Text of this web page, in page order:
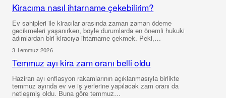
Kiracıma nasıl ihtarname çekebilirim?
Ev sahipleri ile kiracılar arasında zaman zaman ödeme
gecikmeleri yaşanırken, böyle durumlarda en önemli hukuki
adımlardan biri kiracıya ihtarname çekmek. Peki,…
3 Temmuz 2026
Temmuz ayı kira zam oranı belli oldu
Haziran ayı enflasyon rakamlarının açıklanmasıyla birlikte
temmuz ayında ev ve iş yerlerine yapılacak zam oranı da
netleşmiş oldu. Buna göre temmuz…